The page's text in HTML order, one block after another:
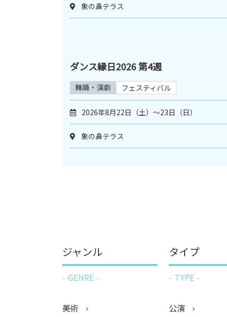
象の鼻テラス
ダンス縁日2026 第4週
舞踊・演劇 フェスティバル
2026年8月22日（土）〜23日（日）
象の鼻テラス
ジャンル
GENRE
美術
タイプ
TYPE
公演